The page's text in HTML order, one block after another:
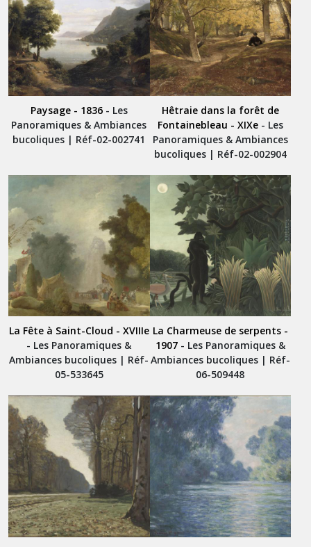
Paysage - 1836- Les
Panoramiques & Ambiances
bucoliques | Réf-02-002741
Hêtraie dans la forêt de
Fontainebleau - XIXe- Les
Panoramiques & Ambiances
bucoliques | Réf-02-002904
La Fête à Saint-Cloud - XVIIIe
- Les Panoramiques &
Ambiances bucoliques | Réf-
05-533645
La Charmeuse de serpents -
1907- Les Panoramiques &
Ambiances bucoliques | Réf-
06-509448